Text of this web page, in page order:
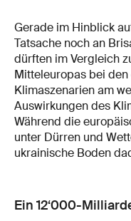
Gerade im Hinblick
Tatsache noch an
dürften im Vergleich
Mitteleuropas bei
Klimaszenarien am
Auswirkungen des
Während die
unter Dürren und
ukrainische Boden
Ein 12‘000-